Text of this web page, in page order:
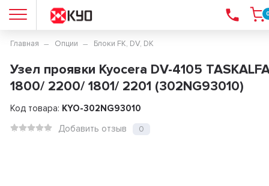
Главная Опции Блоки FK, DV, DK
Узел проявки Kyocera DV-4105
1800/ 2200/ 1801/ 2201 (302NG93010)
Код товара: KYO-302NG93010
Добавить отзыв
0